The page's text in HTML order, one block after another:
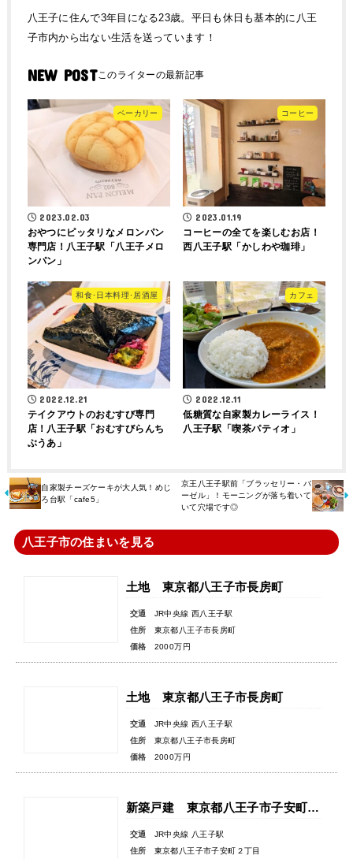
八王子に住んで3年目になる23歳。平日も休日も基本的に八王
子市内から出ない生活を送っています！
NEW POST
ベーカリー
2023.02.03
おやつにピッタリなメロンパン
専門店！八王子駅「八王子メロ
ンパン」
コーヒー
2023.01.19
コーヒーの全てを楽しむお店！
西八王子駅「かしわや珈琲」
和食･日本料理･居酒屋
2022.12.21
テイクアウトのおむすび専門
店！八王子駅「おむすびらんち
ぶうあ」
カフェ
2022.12.11
低糖質な自家製カレーライス！
八王子駅「喫茶パティオ」
自家製チーズケーキが大人気！めじ
ろ台駅「cafe5」
京王八王子駅前「ブラッセリー・バ
ーゼル」！モーニングが落ち着いて
いて穴場です◎
八王子市の住まいを見る
土地 東京都八王子市長房町
交通
JR中央線 西八王子駅
住所
東京都八王子市長房町
価格
2000万円
土地 東京都八王子市長房町
交通
JR中央線 西八王子駅
住所
東京都八王子市長房町
価格
2000万円
新築戸建 東京都八王子市子安町２丁目
交通
JR中央線 八王子駅
住所
東京都八王子市子安町２丁目